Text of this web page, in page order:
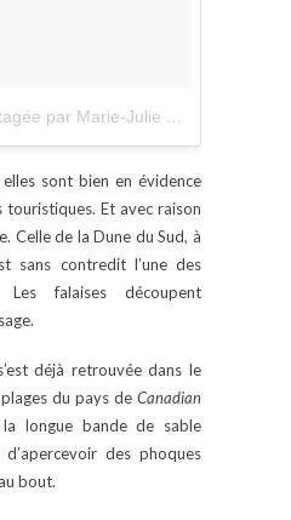
Une publication partagée par Marie-Julie G / Taxi-Brousse (@technomade)
sont bien en évidence
Et avec raison
Celle de la Dune du Sud, à
sans contredit l’une des
Les falaises découpent
déjà retrouvée dans le
du pays de Canadian
la longue bande de sable
des phoques
bout.